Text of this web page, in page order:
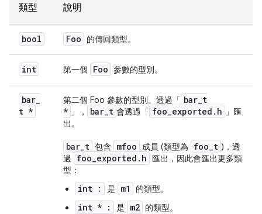
類型 說明
bool Foo 的傳回類型。
int 第一個 Foo 參數的型別。
bar_
t *
第二個 Foo 參數的型別。透過「 bar_t
* 」， bar_t 會透過「 foo_exported . h
」匯
出。
bar_t 包含 mfoo 成員 (類型為 foo_t )，透
過
foo_exported . h 匯出，因此會匯出更多類
型：
int : 是 m1 的類型。
int * : 是 m2 的類型。